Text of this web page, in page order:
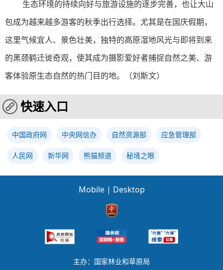
生态环境的持续向好与旅游设施的逐步完善，也让大山
包成为越来越多游客的秋季出行选择。尤其是在国庆假期，
这里气候宜人、景色壮美，独特的高原湿地风光与即将到来
的黑颈鹤迁徙奇观，使其成为摄影爱好者捕捉自然之美、游
客体验原生态自然的热门目的地。（刘斯文）
快速入口
中国政府网 中央网信办 自然资源部 应急管理部
人民网 新华网 熊猫频道 秘境之眼
Mobile | Desktop
主办：国家林业和草原局